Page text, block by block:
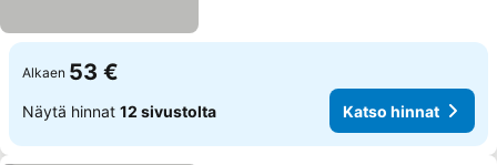
Alkaen 53 €
Näytä hinnat 12 sivustolta Katso hinnat